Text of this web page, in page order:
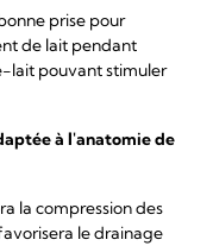
prise pour
de lait pendant
lait pouvant stimuler
à l'anatomie de
la compression des
le drainage